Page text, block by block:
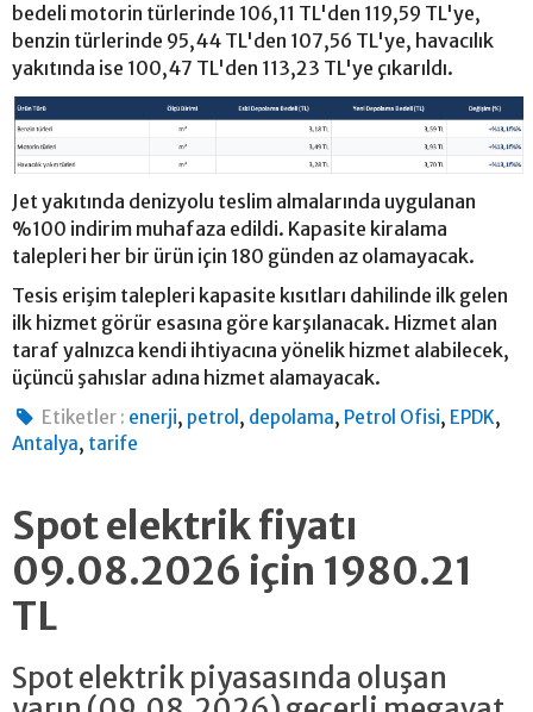
bedeli motorin türlerinde 106,11 TL'den 119,59 TL'ye,
benzin türlerinde 95,44 TL'den 107,56 TL'ye, havacılık
yakıtında ise 100,47 TL'den 113,23 TL'ye çıkarıldı.
Jet yakıtında denizyolu teslim almalarında uygulanan
%100 indirim muhafaza edildi. Kapasite kiralama
talepleri her bir ürün için 180 günden az olamayacak.
Tesis erişim talepleri kapasite kısıtları dahilinde ilk gelen
ilk hizmet görür esasına göre karşılanacak. Hizmet alan
taraf yalnızca kendi ihtiyacına yönelik hizmet alabilecek,
üçüncü şahıslar adına hizmet alamayacak.
Etiketler : enerji, petrol , depolama, Petrol Ofisi, EPDK,
Antalya, tarife
Spot elektrik fiyatı
09.08.2026 için 1980.21
TL
Spot elektrik piyasasında oluşan